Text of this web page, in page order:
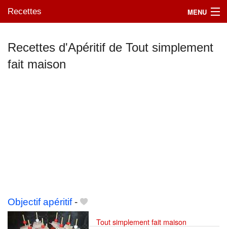
Recettes MENU
Mes blogs préférés
Recettes d'Apéritif de Tout simplement
fait maison
Objectif apéritif-
Tout simplement fait maison